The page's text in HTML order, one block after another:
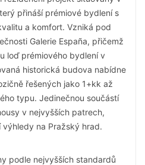
přináší prémiové bydlení s
a komfort. Vzniká pod
Galerie España, přičemž
loď prémiového bydlení v
historická budova nabídne
řešených jako 1+kk až
typu. Jedinečnou součástí
v nejvyšších patrech,
na Pražský hrad.
podle nejvyšších standardů